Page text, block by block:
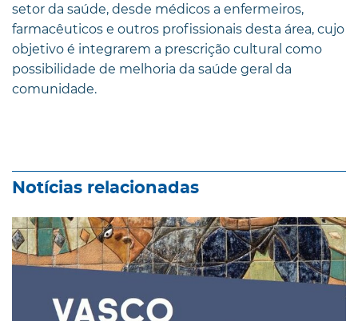
setor da saúde, desde médicos a enfermeiros,
farmacêuticos e outros profissionais desta área, cujo
objetivo é integrarem a prescrição cultural como
possibilidade de melhoria da saúde geral da
comunidade.
Notícias relacionadas